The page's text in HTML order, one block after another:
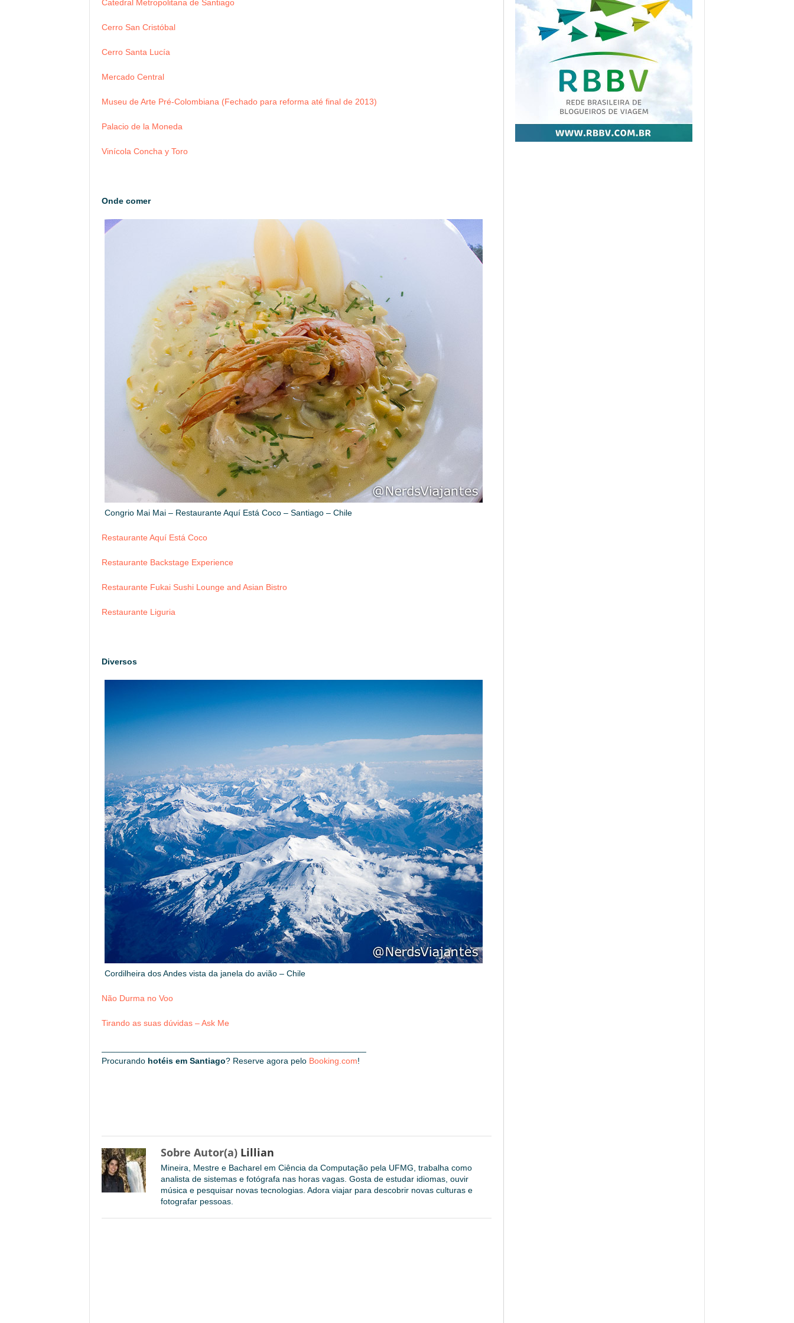
Catedral Metropolitana de Santiago
Cerro San Cristóbal
Cerro Santa Lucía
Mercado Central
Museu de Arte Pré-Colombiana (Fechado para reforma até final de 2013)
Palacio de la Moneda
Vinícola Concha y Toro
Onde comer
Congrio Mai Mai – Restaurante Aquí Está Coco – Santiago – Chile
Restaurante Aquí Está Coco
Restaurante Backstage Experience
Restaurante Fukai Sushi Lounge and Asian Bistro
Restaurante Liguria
Diversos
Cordilheira dos Andes vista da janela do avião – Chile
Não Durma no Voo
Tirando as suas dúvidas – Ask Me
Procurando hotéis em Santiago? Reserve agora pelo Booking.com!
Sobre Autor(a) Lillian
Mineira, Mestre e Bacharel em Ciência da Computação pela UFMG, trabalha como
analista de sistemas e fotógrafa nas horas vagas. Gosta de estudar idiomas, ouvir
música e pesquisar novas tecnologias. Adora viajar para descobrir novas culturas e
fotografar pessoas.